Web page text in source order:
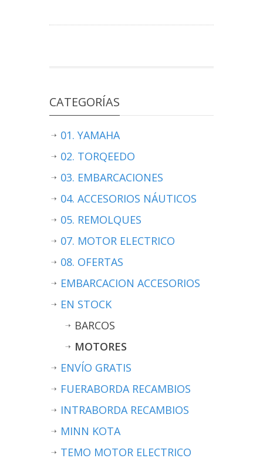
CATEGORÍAS
01. YAMAHA
02. TORQEEDO
03. EMBARCACIONES
04. ACCESORIOS NÁUTICOS
05. REMOLQUES
07. MOTOR ELECTRICO
08. OFERTAS
EMBARCACION ACCESORIOS
EN STOCK
BARCOS
MOTORES
ENVÍO GRATIS
FUERABORDA RECAMBIOS
INTRABORDA RECAMBIOS
MINN KOTA
TEMO MOTOR ELECTRICO